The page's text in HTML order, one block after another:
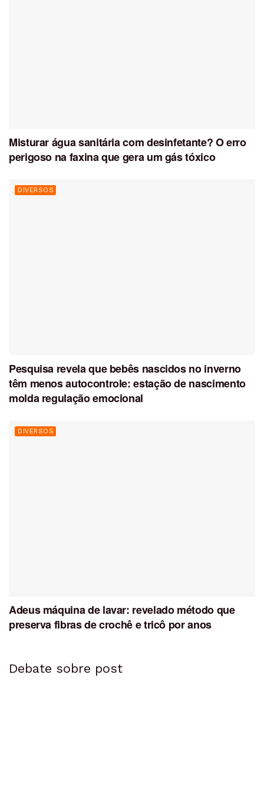
Misturar água sanitária com desinfetante? O erro
perigoso na faxina que gera um gás tóxico
DIVERSOS
Pesquisa revela que bebês nascidos no inverno
têm menos autocontrole: estação de nascimento
molda regulação emocional
DIVERSOS
Adeus máquina de lavar: revelado método que
preserva fibras de crochê e tricô por anos
Debate sobre post